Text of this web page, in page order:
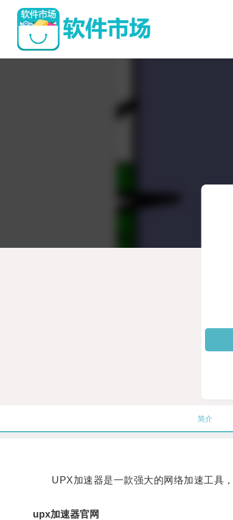
简介
UPX加速器是一款强大的网络加速工具，
upx加速器官网